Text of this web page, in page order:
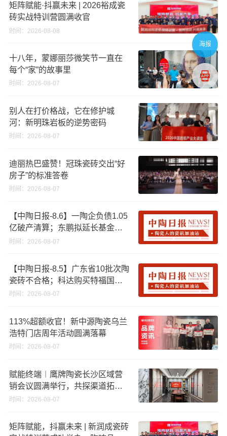
矩阵赋能·抖赢未来 | 2026裕成瓷
砖实战特训营圆满收官
时间：2026-08-08
十八年，蒙娜丽莎微笑节一直在
每个“家”的故事里
时间：2026-08-07
别人在打价格战，它在修护城
河：新明珠岩板的逆势密码
时间：2026-08-07
迪丽热巴盛赞！冠珠瓷砖交出“好
房子”的标准答卷
时间：2026-08-07
【中陶日报-8.6】一陶企负债1.05
亿破产清算；东鹏拟延长基金投
资期限；工信部开展建陶行业能
时间：2026-08-07
【中陶日报-8.5】广东省10批次陶
瓷砖不合格；科达购买特福国际
股份申请未通过；蒙娜丽莎5千万
破18亿元
时间：2026-08-07
113%超额收官！新中源陶瓷乌兰
浩特门店周年活动圆满落幕
时间：2026-08-07
赋能终端︱鹰牌陶瓷长沙区域营
销会议圆满举行，共探渠道拓展
与门店升级新路径
时间：2026-08-07
矩阵赋能，抖赢未来 | 新润成瓷砖
海报